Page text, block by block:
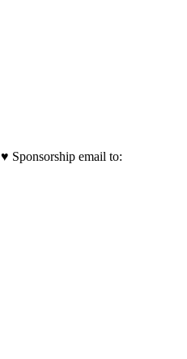
Sponsorship email to: